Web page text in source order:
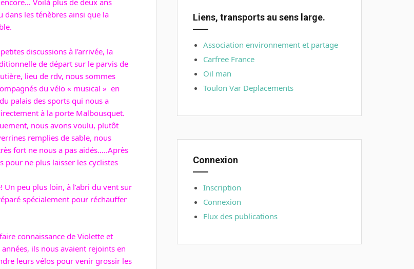
dans les ténèbres ainsi que la
discussions à l’arrivée, la
de départ sur le parvis de
lieu de rdv, nous sommes
du vélo « musical » en
palais des sports qui nous a
à la porte Malbousquet.
nous avons voulu, plutôt
remplies de sable, nous
fort ne nous a pas aidés…..Après
ne plus laisser les cyclistes
peu plus loin, à l’abri du vent sur
spécialement pour réchauffer
connaissance de Violette et
ils nous avaient rejoints en
leurs vélos pour venir grossir les
Liens, transports au sens large.
Association environnement et partage
Carfree France
Oil man
Toulon Var Deplacements
Connexion
Inscription
Connexion
Flux des publications